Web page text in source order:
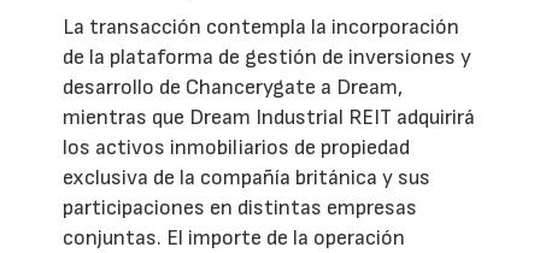
La transacción contempla la incorporación
de la plataforma de gestión de inversiones y
desarrollo de Chancerygate a Dream,
mientras que Dream Industrial REIT adquirirá
los activos inmobiliarios de propiedad
exclusiva de la compañía británica y sus
participaciones en distintas empresas
conjuntas. El importe de la operación